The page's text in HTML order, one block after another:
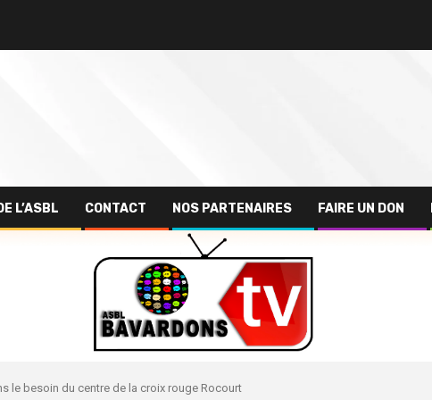
L’ASBL CONTACT NOS PARTENAIRES FAIRE UN DON
le besoin du centre de la croix rouge Rocourt